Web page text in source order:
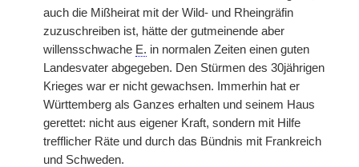
auch die Mißheirat mit der Wild- und Rheingräfin
zuzuschreiben ist, hätte der gutmeinende aber
willensschwache E. in normalen Zeiten einen guten
Landesvater abgegeben. Den Stürmen des 30jährigen
Krieges war er nicht gewachsen. Immerhin hat er
Württemberg als Ganzes erhalten und seinem Haus
gerettet: nicht aus eigener Kraft, sondern mit Hilfe
trefflicher Räte und durch das Bündnis mit Frankreich
und Schweden.